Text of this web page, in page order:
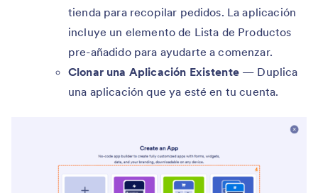
tienda para recopilar pedidos. La aplicación
incluye un elemento de Lista de Productos
pre-añadido para ayudarte a comenzar.
Clonar una Aplicación Existente— Duplica
una aplicación que ya esté en tu cuenta.